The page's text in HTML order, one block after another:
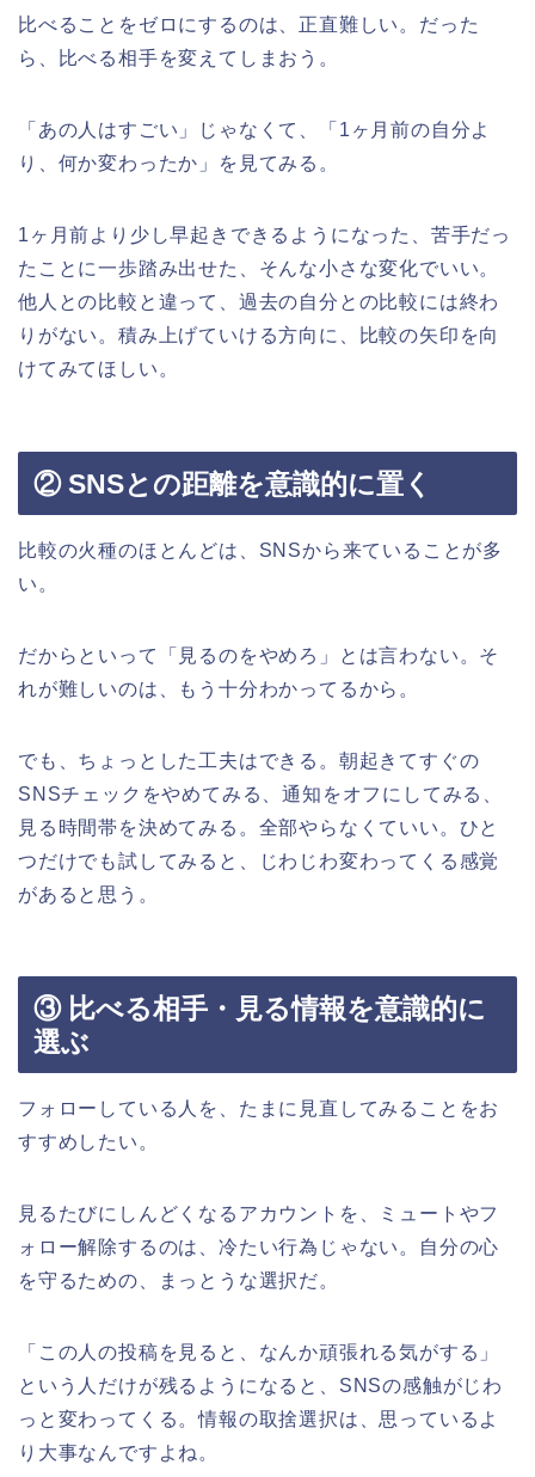
比べることをゼロにするのは、正直難しい。だった
ら、比べる相手を変えてしまおう。
「あの人はすごい」じゃなくて、「1ヶ月前の自分よ
り、何か変わったか」を見てみる。
1ヶ月前より少し早起きできるようになった、苦手だっ
たことに一歩踏み出せた、そんな小さな変化でいい。
他人との比較と違って、過去の自分との比較には終わ
りがない。積み上げていける方向に、比較の矢印を向
けてみてほしい。
② SNSとの距離を意識的に置く
比較の火種のほとんどは、SNSから来ていることが多
い。
だからといって「見るのをやめろ」とは言わない。そ
れが難しいのは、もう十分わかってるから。
でも、ちょっとした工夫はできる。朝起きてすぐの
SNSチェックをやめてみる、通知をオフにしてみる、
見る時間帯を決めてみる。全部やらなくていい。ひと
つだけでも試してみると、じわじわ変わってくる感覚
があると思う。
③ 比べる相手・見る情報を意識的に
選ぶ
フォローしている人を、たまに見直してみることをお
すすめしたい。
見るたびにしんどくなるアカウントを、ミュートやフ
ォロー解除するのは、冷たい行為じゃない。自分の心
を守るための、まっとうな選択だ。
「この人の投稿を見ると、なんか頑張れる気がする」
という人だけが残るようになると、SNSの感触がじわ
っと変わってくる。情報の取捨選択は、思っているよ
り大事なんですよね。